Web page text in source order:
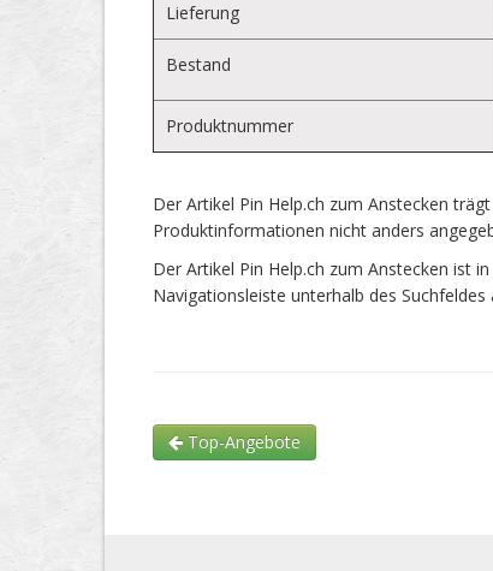
Lieferung
Bestand
Produktnummer
Der Artikel Pin Help.ch zum Anstecken
Produktinformationen nicht anders
Der Artikel Pin Help.ch zum Anstecken ist
Navigationsleiste unterhalb des
Top-Angebote